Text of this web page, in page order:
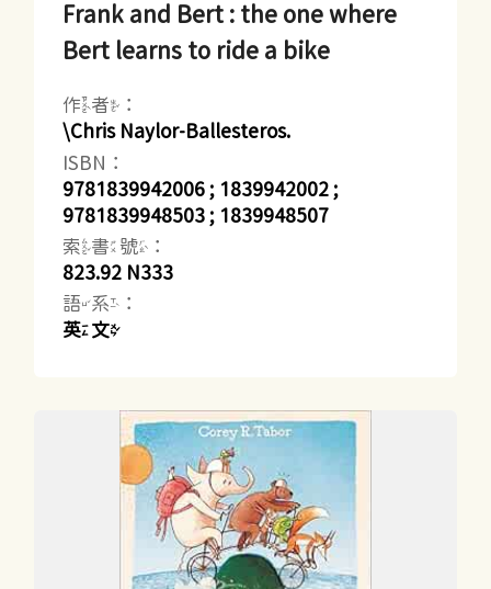
Frank and Bert : the one where
Bert learns to ride a bike
作者：
\Chris Naylor-Ballesteros.
ISBN：
9781839942006 ; 1839942002 ;
9781839948503 ; 1839948507
索書號：
823.92 N333
語系：
英文